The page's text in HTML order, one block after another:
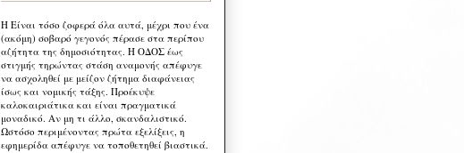
Η Eίναι τόσο ζοφερά όλα αυτά, μέχρι που ένα
(ακόμη) σοβαρό γεγονός πέρασε στα περίπου
αζήτητα της δημοσιότητας. Η ΟΔΟΣ έως
στιγμής τηρώντας στάση αναμονής απέφυγε
να ασχοληθεί με μείζον ζήτημα διαφάνειας
ίσως και νομικής τάξης. Προέκυψε
καλοκαιριάτικα και είναι πραγματικά
μοναδικό. Αν μη τι άλλο, σκανδαλιστικό.
Ωστόσο περιμένοντας πρώτα εξελίξεις, η
εφημερίδα απέφυγε να τοποθετηθεί βιαστικά.